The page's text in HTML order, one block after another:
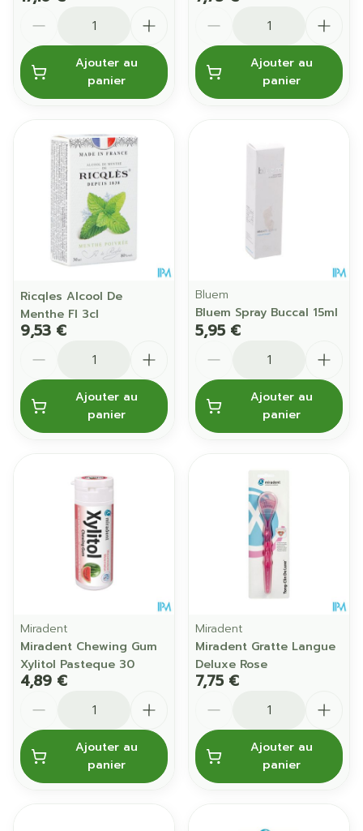
Ajouter au
panier
Ajouter au
panier
Ricqles Alcool De
Menthe Fl 3cl
9,53 €
Ajouter au
panier
Bluem
Bluem Spray Buccal 15ml
5,95 €
Ajouter au
panier
Miradent
Miradent Chewing Gum
Xylitol Pasteque 30
4,89 €
Ajouter au
panier
Miradent
Miradent Gratte Langue
Deluxe Rose
7,75 €
Ajouter au
panier